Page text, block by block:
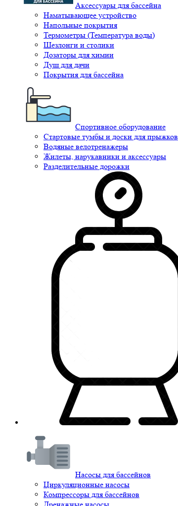
Аксессуары для бассейна
Наматывающее устройство
Напольные покрытия
Термометры (Температура воды)
Шезлонги и столики
Дозаторы для химии
Душ для дачи
Покрытия для бассейна
Спортивное оборудование
Стартовые тумбы и доски для прыжков
Водяные велотренажеры
Жилеты, нарукавники и аксессуары
Разделительные дорожки
Насосы для бассейнов
Циркуляционные насосы
Компрессоры для бассейнов